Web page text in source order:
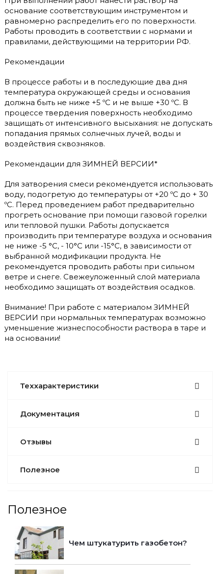
основание соответствующим инструментом и
равномерно распределить его по поверхности.
Работы проводить в соответствии с нормами и
правилами, действующими на территории РФ.
Рекомендации
В процессе работы и в последующие два дня
температура окружающей среды и основания
должна быть не ниже +5 ºС и не выше +30 ºС. В
процессе твердения поверхность необходимо
защищать от интенсивного высыхания: не допускать
попадания прямых солнечных лучей, воды и
воздействия сквозняков.
Рекомендации для ЗИМНЕЙ ВЕРСИИ*
Для затворения смеси рекомендуется использовать
воду, подогретую до температуры от +20 ºС до + 30
ºС. Перед проведением работ предварительно
прогреть основание при помощи газовой горелки
или тепловой пушки. Работы допускается
производить при температуре воздуха и основания
не ниже -5 °С, - 10°С или -15°С, в зависимости от
выбранной модификации продукта. Не
рекомендуется проводить работы при сильном
ветре и снеге. Свежеуложенный слой материала
необходимо защищать от воздействия осадков.
Внимание! При работе с материалом ЗИМНЕЙ
ВЕРСИИ при нормальных температурах возможно
уменьшение жизнеспособности раствора в таре и
на основании!
Теххарактеристики
Документация
Отзывы
Полезное
Полезное
Чем штукатурить газобетон?